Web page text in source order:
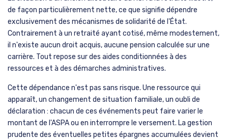
de façon particulièrement nette, ce que signifie dépendre
exclusivement des mécanismes de solidarité de l'État.
Contrairement à un retraité ayant cotisé, même modestement,
il n'existe aucun droit acquis, aucune pension calculée sur une
carrière. Tout repose sur des aides conditionnées à des
ressources et à des démarches administratives.
Cette dépendance n'est pas sans risque. Une ressource qui
apparaît, un changement de situation familiale, un oubli de
déclaration : chacun de ces événements peut faire varier le
montant de l'ASPA ou en interrompre le versement. La gestion
prudente des éventuelles petites épargnes accumulées devient